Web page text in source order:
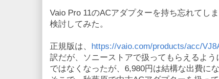
Vaio Pro 11のACアダプターを持ち忘れてし
検討してみた。
正規版は、 https://vaio.com/products/acc/
訳だが、ソニーストアで扱ってもらえるよ
ではなくなったが、6,980円は結構な出費に